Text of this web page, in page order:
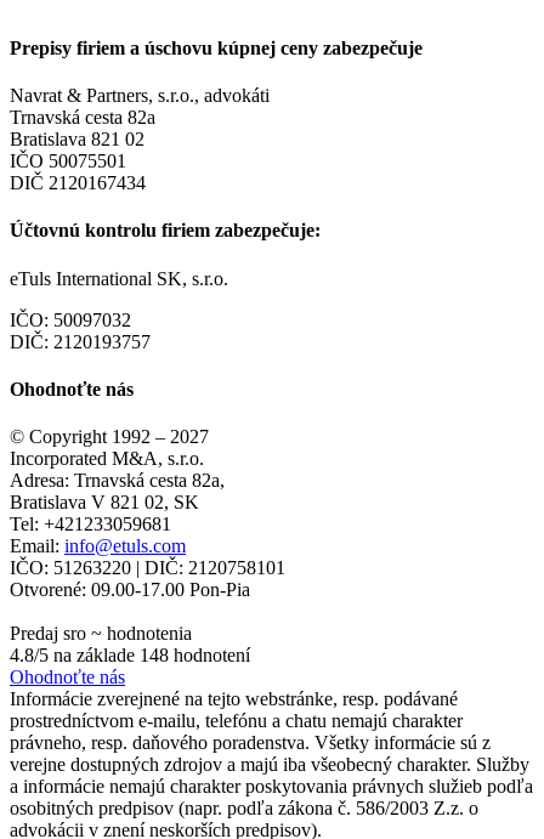
Prepisy firiem a úschovu kúpnej ceny zabezpečuje
Navrat & Partners, s.r.o., advokáti
Trnavská cesta 82a
Bratislava 821 02
IČO 50075501
DIČ 2120167434
Účtovnú kontrolu firiem zabezpečuje:
eTuls International SK, s.r.o.
IČO: 50097032
DIČ: 2120193757
Ohodnoťte nás
© Copyright 1992 – 2027
Incorporated M&A, s.r.o.
Adresa: Trnavská cesta 82a,
Bratislava V 821 02, SK
Tel: +421233059681
Email: info@etuls.com
IČO: 51263220 | DIČ: 2120758101
Otvorené: 09.00-17.00 Pon-Pia
Predaj sro ~ hodnotenia
4.8/5 na základe 148 hodnotení
Ohodnoťte nás
Informácie zverejnené na tejto webstránke, resp. podávané
prostredníctvom e-mailu, telefónu a chatu nemajú charakter
právneho, resp. daňového poradenstva. Všetky informácie sú z
verejne dostupných zdrojov a majú iba všeobecný charakter. Služby
a informácie nemajú charakter poskytovania právnych služieb podľa
osobitných predpisov (napr. podľa zákona č. 586/2003 Z.z. o
advokácii v znení neskorších predpisov).